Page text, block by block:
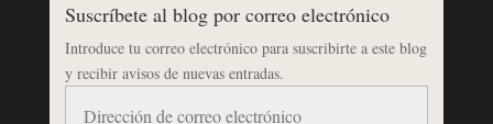
Suscríbete al blog por correo electrónico
Introduce tu correo electrónico para suscribirte a este blog
y recibir avisos de nuevas entradas.